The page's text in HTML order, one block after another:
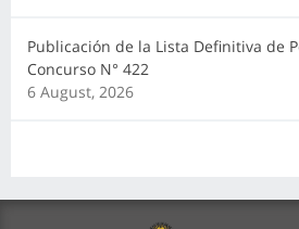
Publicación de la Lista Definitiva de
Concurso N° 422
6 August, 2026